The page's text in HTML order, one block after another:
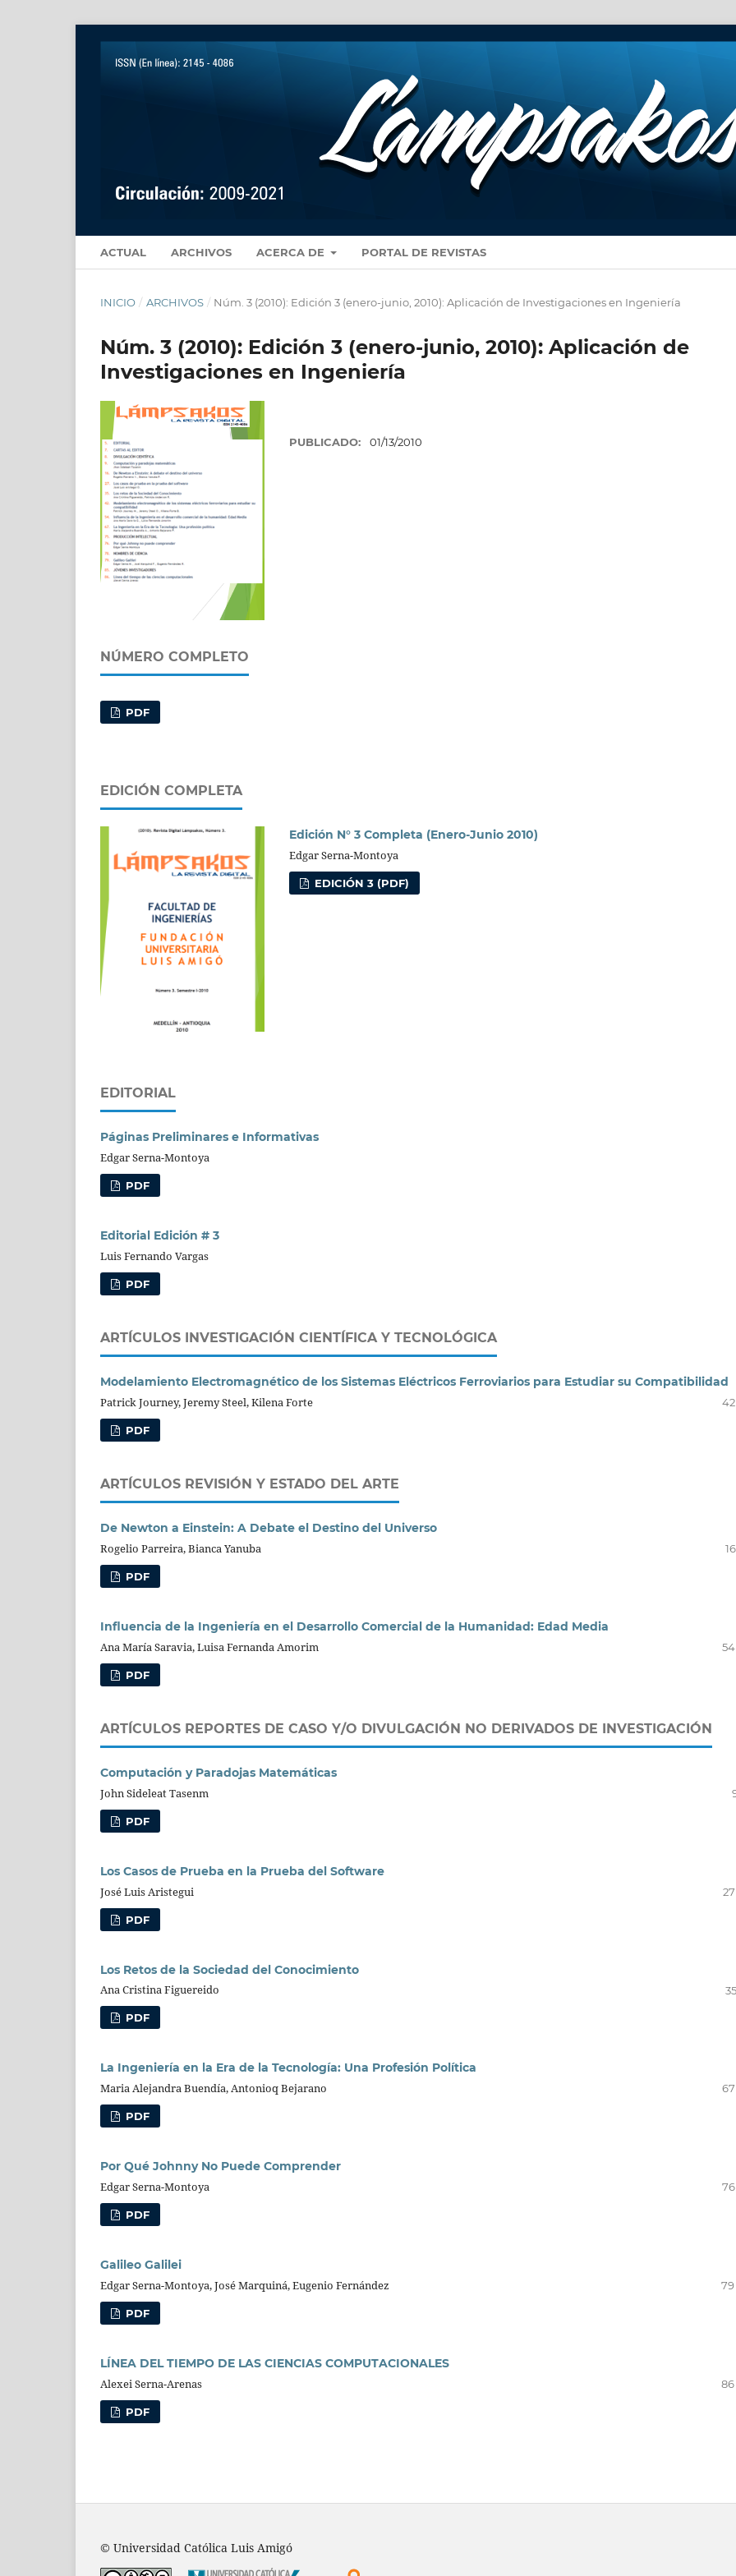
ACTUAL ARCHIVOS ACERCA DE PORTAL DE REVISTAS
INICIO / ARCHIVOS / Núm. 3 (2010): Edición 3 (enero-junio, 2010): Aplicación de Investigaciones en Ingeniería
Núm. 3 (2010): Edición 3 (enero-junio, 2010): Aplicación de
Investigaciones en Ingeniería
PUBLICADO: 01/13/2010
NÚMERO COMPLETO
PDF
EDICIÓN COMPLETA
Edición N° 3 Completa (Enero-Junio 2010)
Edgar Serna-Montoya
EDICIÓN 3 (PDF)
EDITORIAL
Páginas Preliminares e Informativas
Edgar Serna-Montoya
PDF
Editorial Edición # 3
Luis Fernando Vargas
PDF
ARTÍCULOS INVESTIGACIÓN CIENTÍFICA Y TECNOLÓGICA
Modelamiento Electromagnético de los Sistemas Eléctricos Ferroviarios para Estudiar su Compatibilidad
Patrick Journey, Jeremy Steel, Kilena Forte
PDF
ARTÍCULOS REVISIÓN Y ESTADO DEL ARTE
De Newton a Einstein: A Debate el Destino del Universo
Rogelio Parreira, Bianca Yanuba
PDF
Influencia de la Ingeniería en el Desarrollo Comercial de la Humanidad: Edad Media
Ana María Saravia, Luisa Fernanda Amorim
PDF
ARTÍCULOS REPORTES DE CASO Y/O DIVULGACIÓN NO DERIVADOS DE INVESTIGACIÓN
Computación y Paradojas Matemáticas
John Sideleat Tasenm
PDF
Los Casos de Prueba en la Prueba del Software
José Luis Aristegui
PDF
Los Retos de la Sociedad del Conocimiento
Ana Cristina Figuereido
PDF
La Ingeniería en la Era de la Tecnología: Una Profesión Política
Maria Alejandra Buendía, Antonioq Bejarano
PDF
Por Qué Johnny No Puede Comprender
Edgar Serna-Montoya
PDF
Galileo Galilei
Edgar Serna-Montoya, José Marquiná, Eugenio Fernández
PDF
LÍNEA DEL TIEMPO DE LAS CIENCIAS COMPUTACIONALES
Alexei Serna-Arenas
PDF
© Universidad Católica Luis Amigó